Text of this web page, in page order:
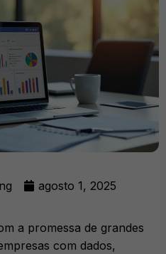
agosto 1, 2025
a promessa de grandes
com dados,